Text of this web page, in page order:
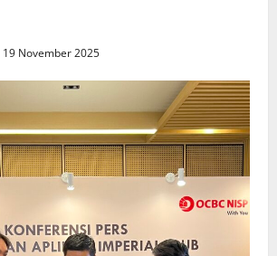
19 November 2025